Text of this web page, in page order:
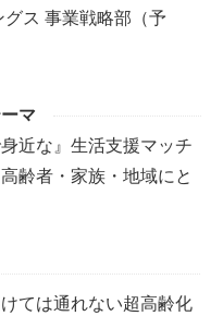
ス 事業戦略部（予
マ
近な』生活支援マッチ
齢者・家族・地域にと
ては通れない超高齢化